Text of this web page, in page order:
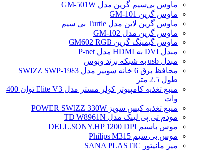
ماوس بی‌سیم گرین مدل GM-501W
ماوس گرین GM-101
ماوس گرین لاین مدل Turtle بی سیم
ماوس گرین مدل GM-102
ماوس گیمینگ گرین GM602 RGB
مبدل DVI به HDMI مدل P-net
مبدل usb به شبکه برند ونوس
محافظ برق 6 خانه سوییز مدل SWIZZ SWP-1983
طول 2.5 متر
منبع تغذیه کامپیوتر کولر مستر مدل Elite V3 توان 400
وات
منبع تغذیه کیس سویز POWER SWIZZ 330W
مودم تی پی لینک مدل TD W8961N
موس باسیم DELL.SONY.HP 1200 DPI
موس بی سیم Philips M315
میز مانیتور SANA PLASTIC